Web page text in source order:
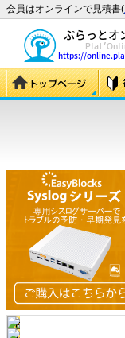
会員はオンラインで見積書(